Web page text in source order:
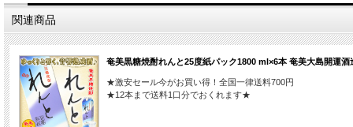
関連商品
奄美黒糖焼酎れんと25度紙パック1800 ml×6本 奄美大島開運酒
★激安セール今がお買い得！全国一律送料700円
★12本まで送料1口分でおくれます★